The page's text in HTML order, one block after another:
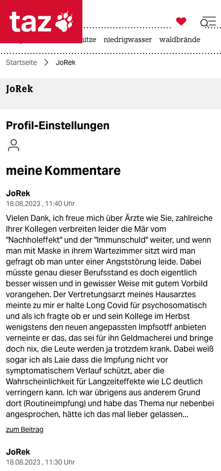
 taz zahl ich
themen
kultur
sport
berlin
nord
wahrheit
verlag
verlag
veranstaltungen
shop
fragen & hilfe
unterstützen
abo
genossenschaft

taz zahl ich
hitze niedrigwasser waldbrände
Startseite JoRek
JoRek
Profil-Einstellungen
meine Kommentare
JoRek
18.08.2023 , 11:40 Uhr
Vielen Dank, ich freue mich über Ärzte wie Sie, zahlreiche
Ihrer Kollegen verbreiten leider die Mär vom
"Nachholeffekt" und der "Immunschuld" weiter, und wenn
man mit Maske in ihrem Wartezimmer sitzt wird man
gefragt ob man unter einer Angststörung leide. Dabei
müsste genau dieser Berufsstand es doch eigentlich
besser wissen und in gewisser Weise mit gutem Vorbild
vorangehen. Der Vertretungsarzt meines Hausarztes
meinte zu mir er halte Long Covid für psychosomatisch
und als ich fragte ob er und sein Kollege im Herbst
wenigstens den neuen angepassten Impfsotff anbieten
verneinte er das, das sei für ihn Geldmacherei und bringe
doch nix, die Leute werden ja trotzdem krank. Dabei weiß
sogar ich als Laie dass die Impfung nicht vor
symptomatischem Verlauf schützt, aber die
Wahrscheinlichkeit für Langzeiteffekte wie LC deutlich
verringern kann. Ich war übrigens aus anderem Grund
dort (Routineimpfung) und habe das Thema nur nebenbei
angesprochen, hätte ich das mal lieber gelassen...
zum Beitrag
JoRek
18.08.2023 , 11:30 Uhr